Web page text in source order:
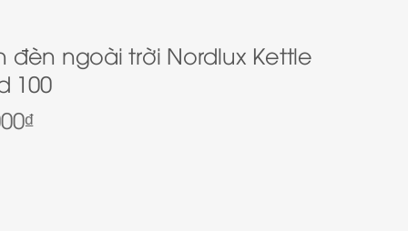
đèn ngoài trời Nordlux Kettle
100
₫